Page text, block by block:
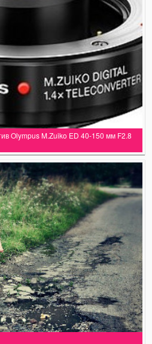
Olympus M.Zuiko ED 40-150 мм F2.8